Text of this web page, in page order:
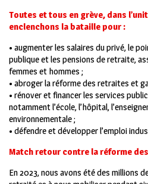
Toutes et tous en grève, dans
enclenchons la bataille pour :
• augmenter les salaires du privé, le
publique et les pensions de retraite,
femmes et hommes ;
• abroger la réforme des retraites et
• rénover et financer les services
notamment l’école, l’hôpital,
environnementale ;
• défendre et développer l’emploi
Match retour contre la réforme
En 2023, nous avons été des millions